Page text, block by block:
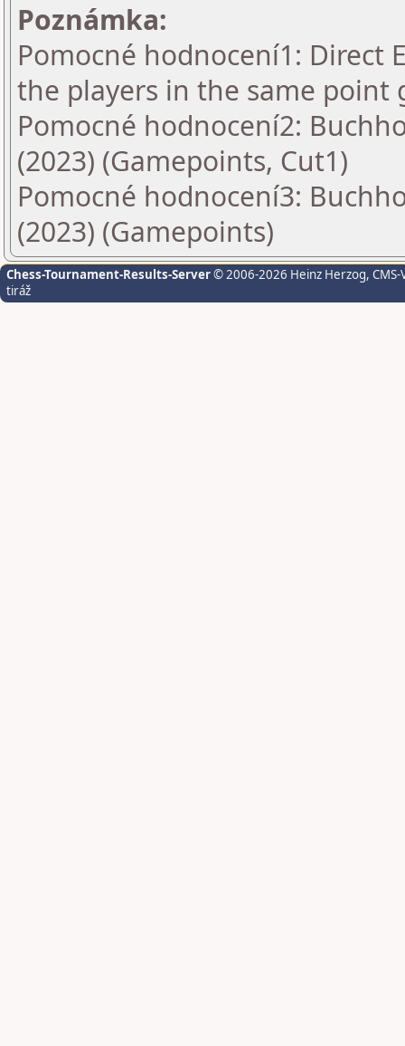
Poznámka:
Pomocné hodnocení1: Direct
the players in the same point
Pomocné hodnocení2:
(2023) (Gamepoints, Cut1)
Pomocné hodnocení3:
(2023) (Gamepoints)
Chess-Tournament-Results-Server© 2006-2026 Heinz Herzog,
tiráž